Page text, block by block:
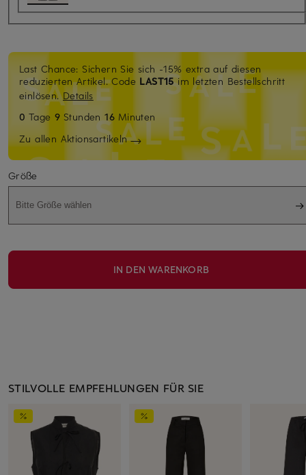
Last Chance: Sichern Sie sich -15% extra auf diesen
reduzierten Artikel. Code LAST15im letzten Bestellschritt
einlösen.Details
0 Tage9 Stunden16 Minuten
Zu allen Aktionsartikeln
Größe
Bitte Größe wählen
IN DEN WARENKORB
STILVOLLE EMPFEHLUNGEN FÜR SIE